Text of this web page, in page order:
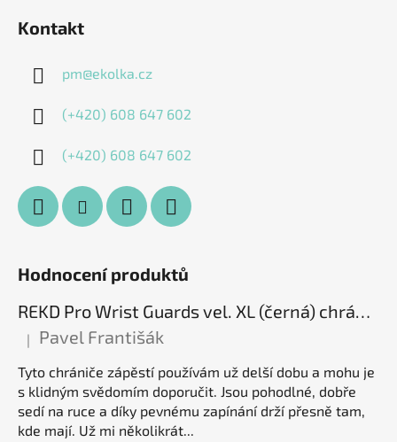
Kontakt
pm@ekolka.cz
(+420) 608 647 602
(+420) 608 647 602
Hodnocení produktů
REKD Pro Wrist Guards vel. XL (černá) chrániče zápěstí
Hodnocení produktu je 5 z 5 hvězdiček.
| Pavel Františák
Tyto chrániče zápěstí používám už delší dobu a mohu je
s klidným svědomím doporučit. Jsou pohodlné, dobře
sedí na ruce a díky pevnému zapínání drží přesně tam,
kde mají. Už mi několikrát...